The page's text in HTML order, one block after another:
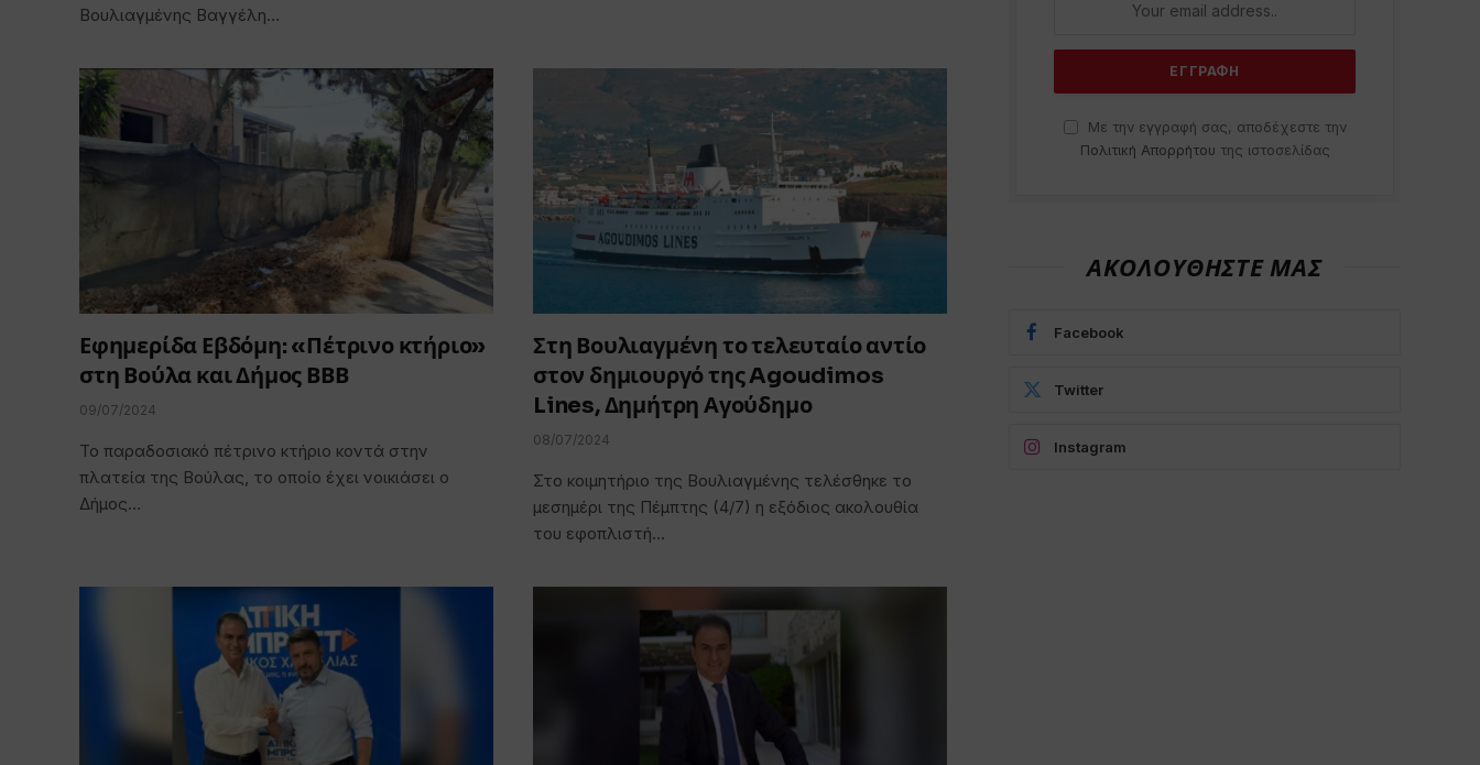
Βουλιαγμένης Βαγγέλη…
Εφημερίδα Εβδόμη: «Πέτρινο κτήριο»
στη Βούλα και Δήμος ΒΒΒ
09/07/2024
Το παραδοσιακό πέτρινο κτήριο κοντά στην
πλατεία της Βούλας, το οποίο έχει νοικιάσει ο
Δήμος…
Στη Βουλιαγμένη το τελευταίο αντίο
στον δημιουργό της Agoudimos
Lines, Δημήτρη Αγούδημο
08/07/2024
Στο κοιμητήριο της Βουλιαγμένης τελέσθηκε το
μεσημέρι της Πέμπτης (4/7) η εξόδιος ακολουθία
του εφοπλιστή…
Με την εγγραφή σας, αποδέχεστε την
Πολιτική Απορρήτου της ιστοσελίδας
ΑΚΟΛΟΥΘΗΣΤΕ ΜΑΣ
Facebook
Twitter
Instagram